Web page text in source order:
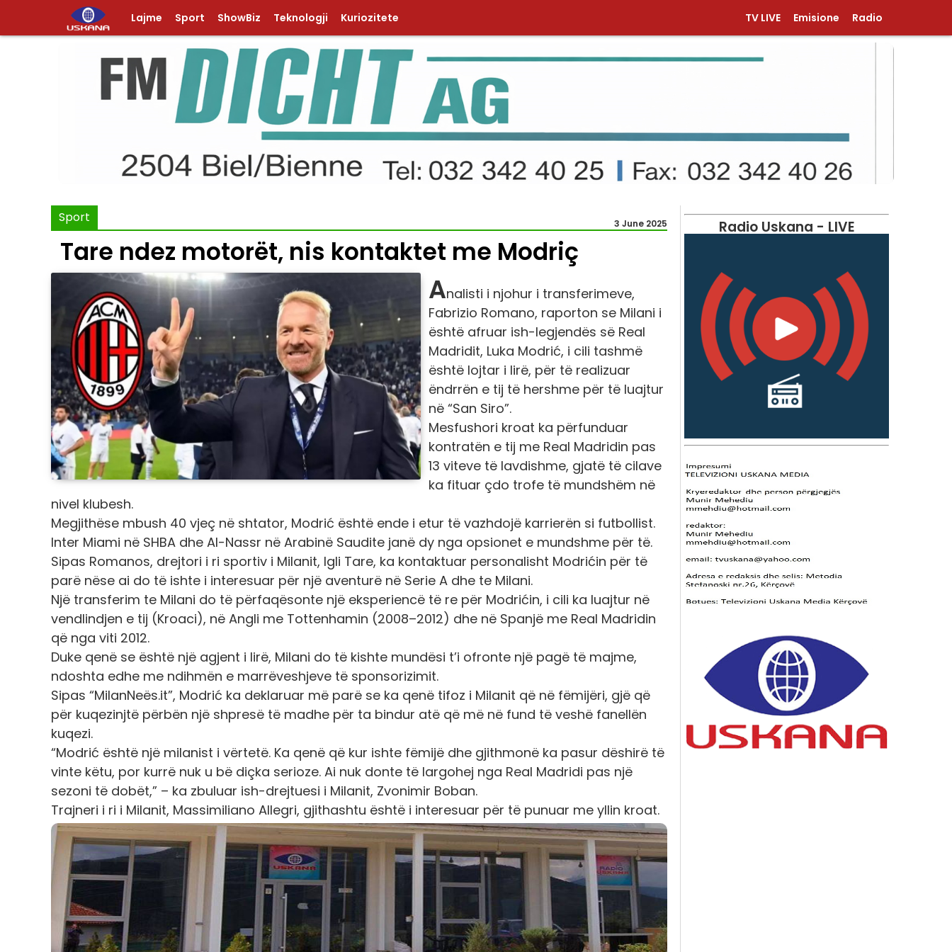
Lajme Sport ShowBiz Teknologji Kuriozitete TV LIVE Emisione Radio
Sport 3 June 2025
​Tare ndez motorët, nis kontaktet me Modriç
Analisti i njohur i transferimeve,
Fabrizio Romano, raporton se Milani i
është afruar ish-legjendës së Real
Madridit, Luka Modrić, i cili tashmë
është lojtar i lirë, për të realizuar
ëndrrën e tij të hershme për të luajtur
në “San Siro”.
Mesfushori kroat ka përfunduar
kontratën e tij me Real Madridin pas
13 viteve të lavdishme, gjatë të cilave
ka fituar çdo trofe të mundshëm në
nivel klubesh.
Megjithëse mbush 40 vjeç në shtator, Modrić është ende i etur të vazhdojë karrierën si futbollist.
Inter Miami në SHBA dhe Al-Nassr në Arabinë Saudite janë dy nga opsionet e mundshme për të.
Sipas Romanos, drejtori i ri sportiv i Milanit, Igli Tare, ka kontaktuar personalisht Modrićin për të
parë nëse ai do të ishte i interesuar për një aventurë në Serie A dhe te Milani.
Një transferim te Milani do të përfaqësonte një eksperiencë të re për Modrićin, i cili ka luajtur në
vendlindjen e tij (Kroaci), në Angli me Tottenhamin (2008–2012) dhe në Spanjë me Real Madridin
që nga viti 2012.
Duke qenë se është një agjent i lirë, Milani do të kishte mundësi t’i ofronte një pagë të majme,
ndoshta edhe me ndihmën e marrëveshjeve të sponsorizimit.
Sipas “MilanNeës.it”, Modrić ka deklaruar më parë se ka qenë tifoz i Milanit që në fëmijëri, gjë që
për kuqezinjtë përbën një shpresë të madhe për ta bindur atë që më në fund të veshë fanellën
kuqezi.
“Modrić është një milanist i vërtetë. Ka qenë që kur ishte fëmijë dhe gjithmonë ka pasur dëshirë të
vinte këtu, por kurrë nuk u bë diçka serioze. Ai nuk donte të largohej nga Real Madridi pas një
sezoni të dobët,” – ka zbuluar ish-drejtuesi i Milanit, Zvonimir Boban.
Trajneri i ri i Milanit, Massimiliano Allegri, gjithashtu është i interesuar për të punuar me yllin kroat.
Radio Uskana - LIVE